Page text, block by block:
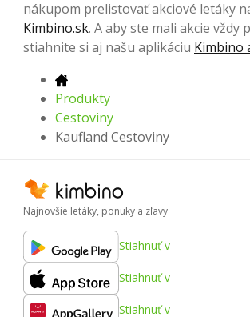
nákupom prelistovať akciové letáky
Kimbino.sk. A aby ste mali akcie vždy
stiahnite si aj našu aplikáciu Kimbino
Produkty
Cestoviny
Kaufland Cestoviny
Najnovšie letáky, ponuky a zľavy
Stiahnuť v
Stiahnuť v
Stiahnuť v